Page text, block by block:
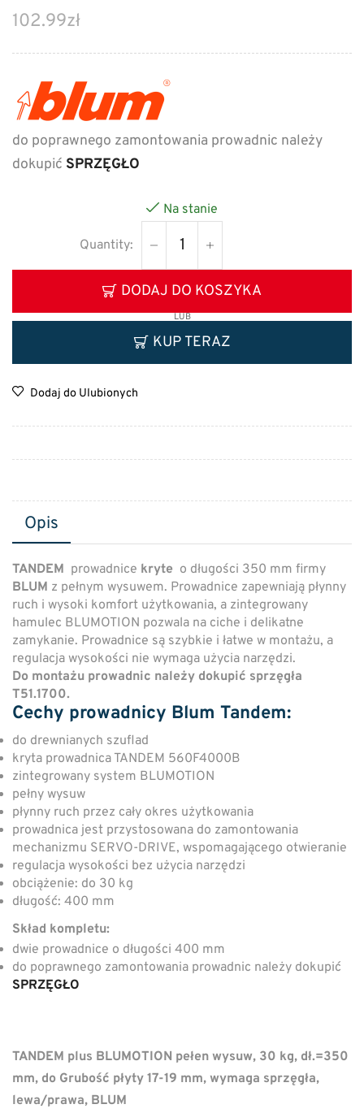
102.99zł
do poprawnego zamontowania prowadnic należy
dokupić SPRZĘGŁO
Na stanie
DODAJ DO KOSZYKA
LUB
KUP TERAZ
Dodaj do Ulubionych
Opis
TANDEM prowadnice kryte o długości 350 mm firmy
BLUM z pełnym wysuwem. Prowadnice zapewniają płynny
ruch i wysoki komfort użytkowania, a zintegrowany
hamulec BLUMOTION pozwala na ciche i delikatne
zamykanie. Prowadnice są szybkie i łatwe w montażu, a
regulacja wysokości nie wymaga użycia narzędzi.
Do montażu prowadnic należy dokupić sprzęgła
T51.1700.
Cechy prowadnicy Blum Tandem:
do drewnianych szuflad
kryta prowadnica TANDEM 560F4000B
zintegrowany system BLUMOTION
pełny wysuw
płynny ruch przez cały okres użytkowania
prowadnica jest przystosowana do zamontowania
mechanizmu SERVO-DRIVE, wspomagającego otwieranie
regulacja wysokości bez użycia narzędzi
obciążenie: do 30 kg
długość: 400 mm
Skład kompletu:
dwie prowadnice o długości 400 mm
do poprawnego zamontowania prowadnic należy dokupić
SPRZĘGŁO
TANDEM plus BLUMOTION pełen wysuw, 30 kg, dł.=350
mm, do Grubość płyty 17-19 mm, wymaga sprzęgła,
lewa/prawa, BLUM